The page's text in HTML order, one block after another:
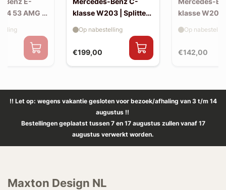
53 AMG |
klasse W203 | Splitter
bumper)
€199,00
Op nabestelling
klasse W203
€142,00
Op
!! Let op: wegens vakantie gesloten voor bezoek/afhaling van 3 t/m 14
augustus !!
Bestellingen geplaatst tussen 7 en 17 augustus zullen vanaf 17
augustus verwerkt worden.
Maxton Design NL